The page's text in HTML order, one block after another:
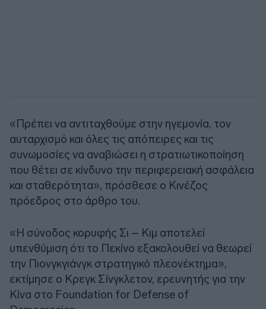
«Πρέπει να αντιταχθούμε στην ηγεμονία, τον
αυταρχισμό και όλες τις απόπειρες και τις
συνωμοσίες να αναβιώσει η στρατιωτικοποίηση
που θέτει σε κίνδυνο την περιφερειακή ασφάλεια
και σταθερότητα», πρόσθεσε ο Κινέζος
πρόεδρος στο άρθρο του.
«Η σύνοδος κορυφής Σι – Κιμ αποτελεί
υπενθύμιση ότι το Πεκίνο εξακολουθεί να θεωρεί
την Πιονγκγιάνγκ στρατηγικό πλεονέκτημα»,
εκτίμησε ο Κρεγκ Σίνγκλετον, ερευνητής για την
Κίνα στο Foundation for Defense of